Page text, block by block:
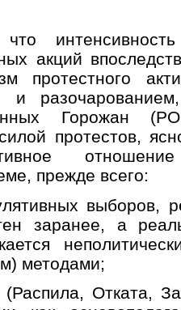
акций
протестного
и
Горожан
протестов,
прежде всего:
выборов,
заранее, а
методами;
Отката,